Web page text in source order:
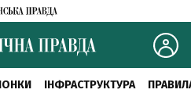
ІНФРАСТРУКТУРА